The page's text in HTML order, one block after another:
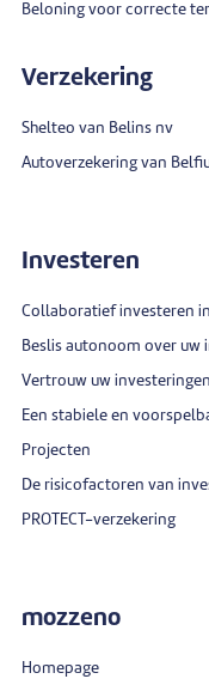
Beloning voor correcte
Verzekering
Shelteo van Belins nv
Autoverzekering van
Investeren
Collaboratief investeren
Beslis autonoom over uw
Vertrouw uw
Een stabiele en
Projecten
De risicofactoren van
PROTECT-verzekering
mozzeno
Homepage